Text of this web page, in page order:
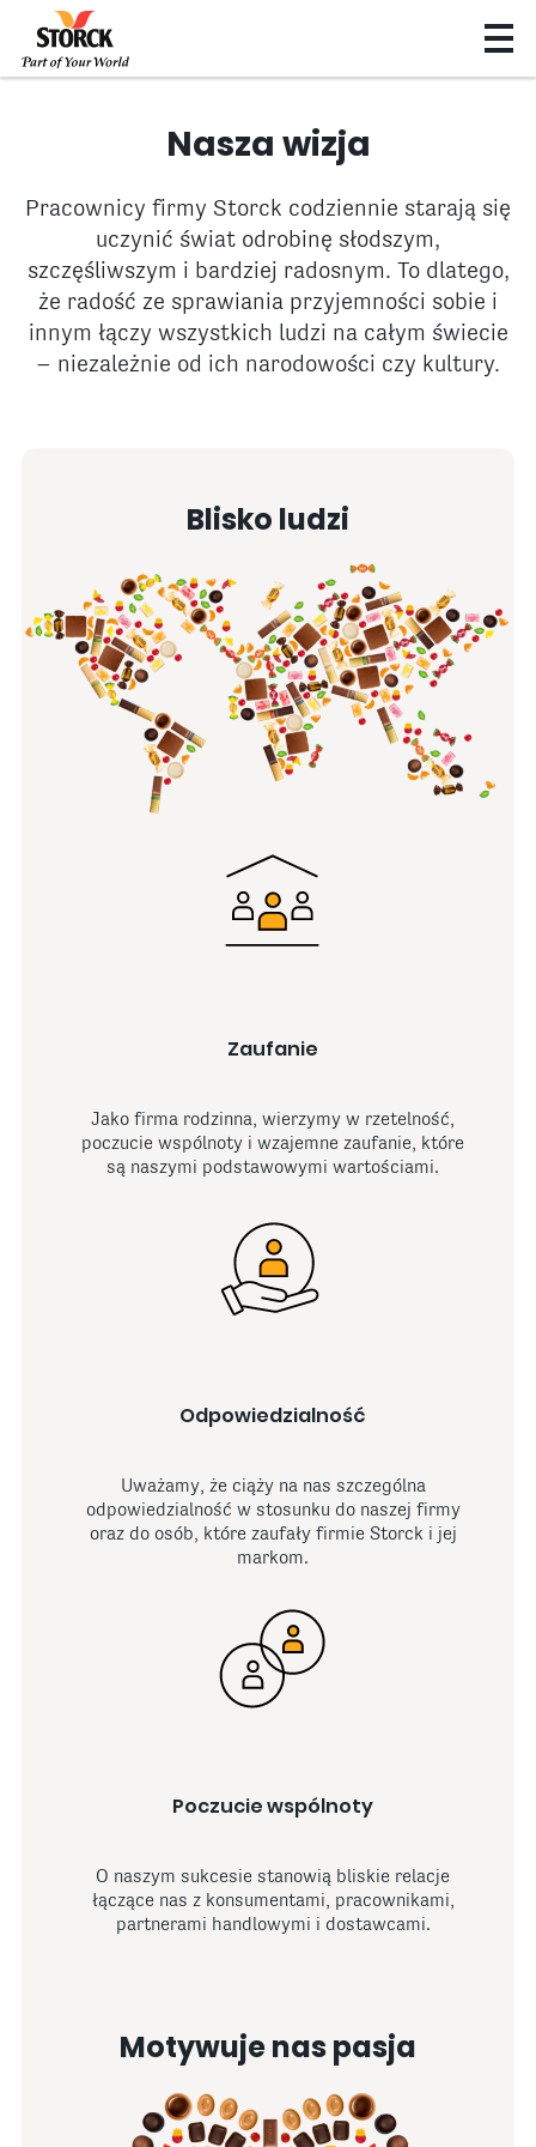
Nasza wizja
Pracownicy firmy Storck codziennie starają się
uczynić świat odrobinę słodszym,
szczęśliwszym i bardziej radosnym. To dlatego,
że radość ze sprawiania przyjemności sobie i
innym łączy wszystkich ludzi na całym świecie
– niezależnie od ich narodowości czy kultury.
Blisko ludzi
Zaufanie
Jako firma rodzinna, wierzymy w rzetelność,
poczucie wspólnoty i wzajemne zaufanie, które
są naszymi podstawowymi wartościami.
Odpowiedzialność
Uważamy, że ciąży na nas szczególna
odpowiedzialność w stosunku do naszej firmy
oraz do osób, które zaufały firmie Storck i jej
markom.
Poczucie wspólnoty
O naszym sukcesie stanowią bliskie relacje
łączące nas z konsumentami, pracownikami,
partnerami handlowymi i dostawcami.
Motywuje nas pasja